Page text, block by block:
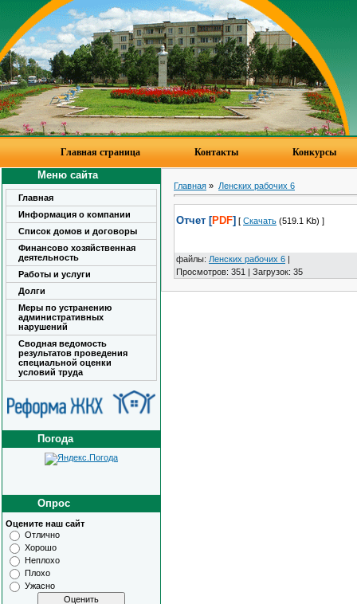
Главная страница Контакты Конкурсы
Меню сайта
Главная
Информация о компании
Список домов и договоры
Финансово хозяйственная
деятельность
Работы и услуги
Долги
Меры по устранению
административных
нарушений
Сводная ведомость
результатов проведения
специальной оценки
условий труда
Погода
Опрос
Оцените наш сайт
Отлично
Хорошо
Неплохо
Плохо
Ужасно
Главная » Ленских рабочих 6
Отчет [PDF] [ Скачать (519.1 Kb) ]
файлы: Ленских рабочих 6 |
Просмотров: 351 | Загрузок: 35